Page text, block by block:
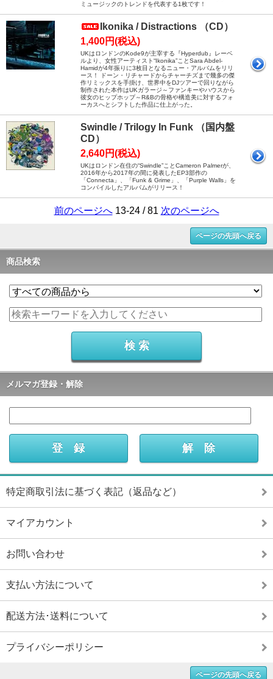
ミュージックのトレンドを代表する1枚です！
Ikonika / Distractions （CD）
1,400円(税込)
UKはロンドンのKode9が主宰する『Hyperdub』レーベ
ルより、女性アーティスト“Ikonika”ことSara Abdel-
Hamidが4年振りに3枚目となるニュー・アルバムをリリ
ース！ ドーン・リチャードからチャーチズまで幾多の傑
作リミックスを手掛け、世界中をDJツアーで回りながら
制作された本作はUKガラージ～ファンキーやハウスから
彼女のヒップホップ～R&Bの骨格や構造美に対するフォ
ーカスへとシフトした作品に仕上がった。
Swindle / Trilogy In Funk （国内盤
CD）
2,640円(税込)
UKはロンドン在住の“Swindle”ことCameron Palmerが、
2016年から2017年の間に発表したEP3部作の
「Connecta」、「Funk & Grime」、「Purple Walls」を
コンパイルしたアルバムがリリース！
前のページへ13-24 / 81 次のページへ
ページの先頭へ戻る
商品検索
メルマガ登録・解除
特定商取引法に基づく表記（返品など）
マイアカウント
お問い合わせ
支払い方法について
配送方法･送料について
プライバシーポリシー
ページの先頭へ戻る